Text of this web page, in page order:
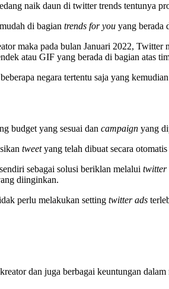
naik daun di twitter trends tentunya
di bagiantrends for you yang berada
maka pada bulan Januari 2022,
atau GIF yang berada di bagian atas
negara tertentu saja yang
budget yang sesuai dan campaign yang
tweetyang telah dibuat secara
sendiri sebagai solusi beriklan melaluitwitter
diinginkan.
perlu melakukan setting twitter ads
dan juga berbagai keuntungan